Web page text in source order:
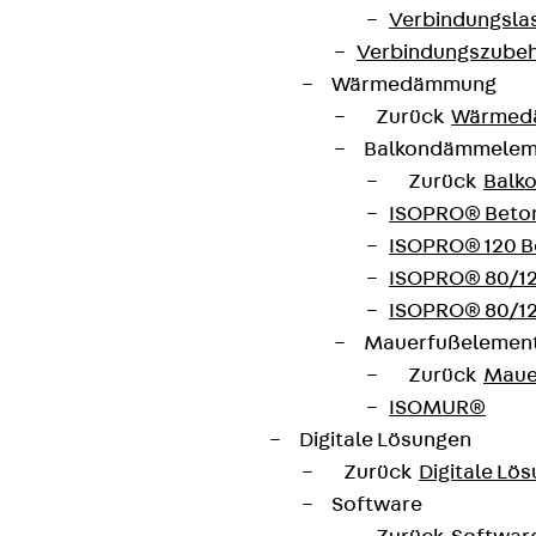
Wärmedämmung
Zurück
Zurück
ISOPRO®
ISOPRO® 120
ISOPRO® 80/
ISOPRO® 80/
Zurück
ISOMUR®
Digitale Lösungen
Zurück Digitale
Software
Produktneuheiten, Referenzen und aktuellen